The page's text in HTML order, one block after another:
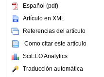
Español (pdf)
Artículo en XML
Referencias del artículo
Como citar este artículo
SciELO Analytics
Traducción automática